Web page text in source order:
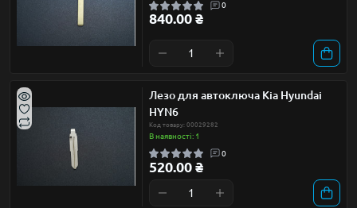
0
840.00 ₴
Лезо для автоключа Kia Hyundai
HYN6
Код товару: 00029282
В наявності: 1
0
520.00 ₴